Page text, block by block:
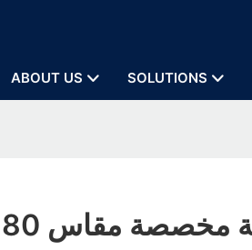
ABOUT US SOLUTIONS